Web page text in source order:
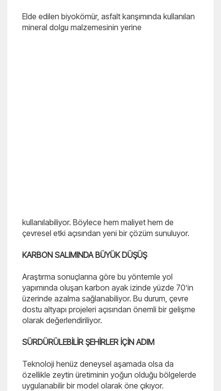
Elde edilen biyokömür, asfalt karışımında kullanılan
mineral dolgu malzemesinin yerine
kullanılabiliyor. Böylece hem maliyet hem de
çevresel etki açısından yeni bir çözüm sunuluyor.
KARBON SALIMINDA BÜYÜK DÜŞÜŞ
Araştırma sonuçlarına göre bu yöntemle yol
yapımında oluşan karbon ayak izinde yüzde 70’in
üzerinde azalma sağlanabiliyor. Bu durum, çevre
dostu altyapı projeleri açısından önemli bir gelişme
olarak değerlendiriliyor.
SÜRDÜRÜLEBİLİR ŞEHİRLER İÇİN ADIM
Teknoloji henüz deneysel aşamada olsa da
özellikle zeytin üretiminin yoğun olduğu bölgelerde
uygulanabilir bir model olarak öne çıkıyor.